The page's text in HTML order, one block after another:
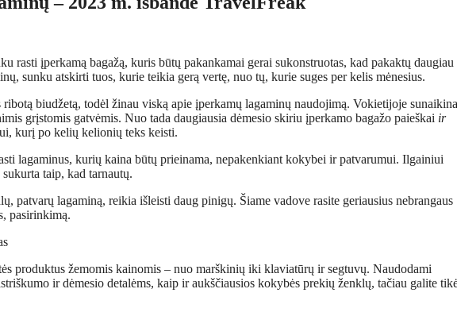
rasti įperkamą bagažą, kuris būtų pakankamai gerai sukonstruotas, kad pakaktų daugiau
sunku atskirti tuos, kurie teikia gerą vertę, nuo tų, kurie suges per kelis mėnesius.
biudžetą, todėl žinau viską apie įperkamų lagaminų naudojimą. Vokietijoje
grįstomis gatvėmis. Nuo tada daugiausia dėmesio skiriu įperkamo bagažo paieškai ir
kurį po kelių kelionių teks keisti.
lagaminus, kurių kaina būtų prieinama, nepakenkiant kokybei ir patvarumui. Ilgainiui
taip, kad tarnautų.
patvarų lagaminą, reikia išleisti daug pinigų. Šiame vadove rasite geriausius nebrangaus
pasirinkimą.
produktus žemomis kainomis – nuo ​​marškinių iki klaviatūrų ir segtuvų. Naudodami
ir dėmesio detalėms, kaip ir aukščiausios kokybės prekių ženklų, tačiau galite